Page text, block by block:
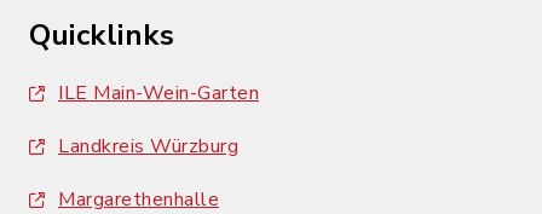
Quicklinks
ILE Main-Wein-Garten
Landkreis Würzburg
Margarethenhalle